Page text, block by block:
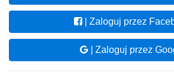
| Zaloguj przez
| Zaloguj przez